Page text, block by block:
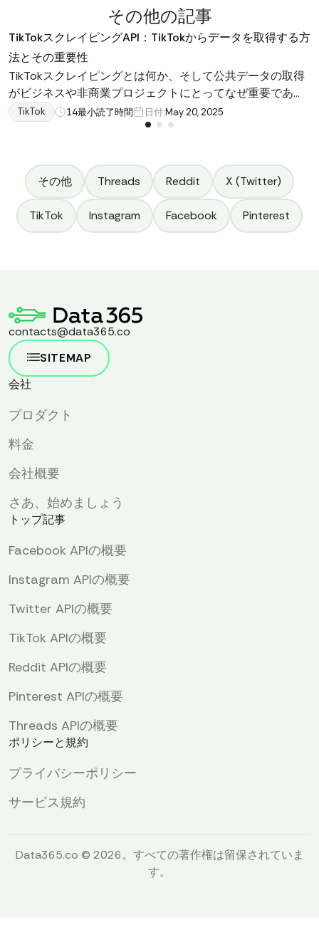
その他の記事
TikTokスクレイピングAPI：TikTokからデータを取得する方
法とその重要性
TikTokスクレイピングとは何か、そして公共データの取得
がビジネスや非商業プロジェクトにとってなぜ重要である
かを学びましょう。TikTok Scraper API、Pythonソリュー
ション、オンラインプラットフォームを探求し、最適なも
TikTok 14最小読了時間 日付:May 20, 2025
その他 Threads Reddit X (Twitter)
TikTok Instagram Facebook Pinterest
contacts@data365.co
SITEMAP
会社
プロダクト
料金
会社概要
さあ、始めましょう
トップ記事
Facebook APIの概要
Instagram APIの概要
Twitter APIの概要
TikTok APIの概要
Reddit APIの概要
Pinterest APIの概要
Threads APIの概要
ポリシーと規約
プライバシーポリシー
サービス規約
Data365.co © 2026。すべての著作権は留保されていま
す。